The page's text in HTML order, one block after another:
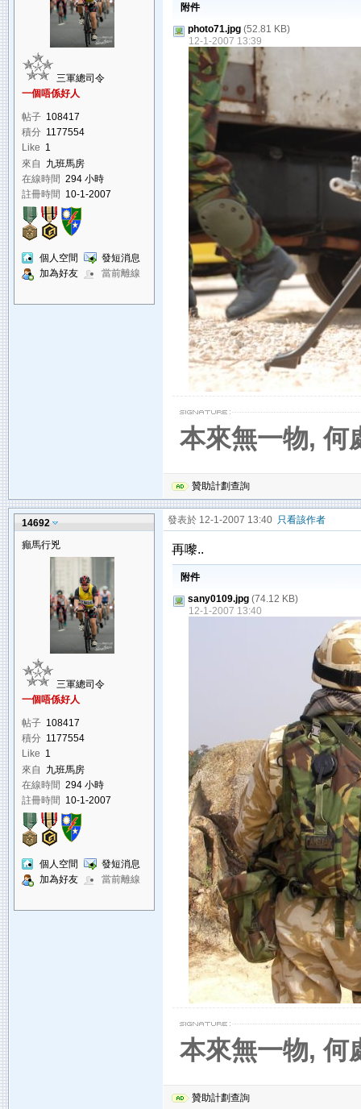
三軍總司令
一個唔係好人
帖子 108417
積分 1177554
Like 1
來自
九班馬房
在線時間 294 小時
註冊時間
10-1-2007
個人空間
發短消息
加為好友
當前離線
附件
photo71.jpg (52.81 KB)
12-1-2007 13:39
本來無一物, 何
贊助計劃查詢
14692
癲馬行兇
三軍總司令
一個唔係好人
帖子 108417
積分 1177554
Like 1
來自
九班馬房
在線時間 294 小時
註冊時間
10-1-2007
個人空間
發短消息
加為好友
當前離線
發表於 12-1-2007 13:40 只看該作者
再嚟..
附件
sany0109.jpg (74.12 KB)
12-1-2007 13:40
本來無一物, 何
贊助計劃查詢